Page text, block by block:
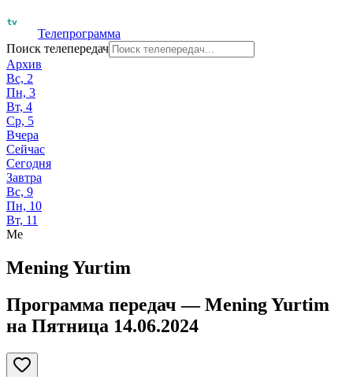
Телепрограмма
Поиск телепередач
Архив
Вс, 2
Пн, 3
Вт, 4
Ср, 5
Вчера
Сейчас
Сегодня
Завтра
Вс, 9
Пн, 10
Вт, 11
Me
Mening Yurtim
Программа передач —Mening Yurtim
на Пятница 14.06.2024